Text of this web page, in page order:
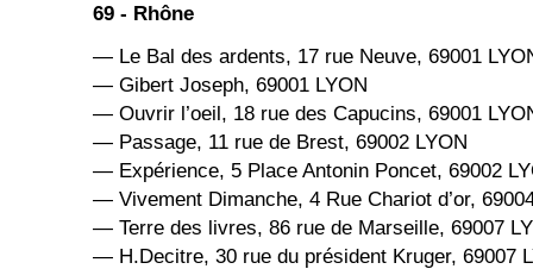
69 - Rhône
— Le Bal des ardents, 17 rue Neuve, 69001
— Gibert Joseph, 69001 LYON
— Ouvrir l’oeil, 18 rue des Capucins, 69001
— Passage, 11 rue de Brest, 69002 LYON
— Expérience, 5 Place Antonin Poncet, 69002
— Vivement Dimanche, 4 Rue Chariot d’or,
— Terre des livres, 86 rue de Marseille, 69007
— H.Decitre, 30 rue du président Kruger, 69007